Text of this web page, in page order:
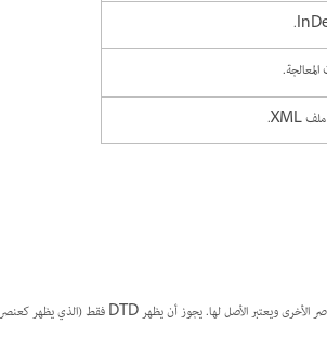
يُطلب من مستند XML أن يحتوي على عنصر جذر واحد في أعلى البنية. يحتوي العنصر الجذر على جميع العناصر الأخرى ويعتبر الأصل لها. يجوز أن يظهر DTD فقط (الذي يظهر كعنصر